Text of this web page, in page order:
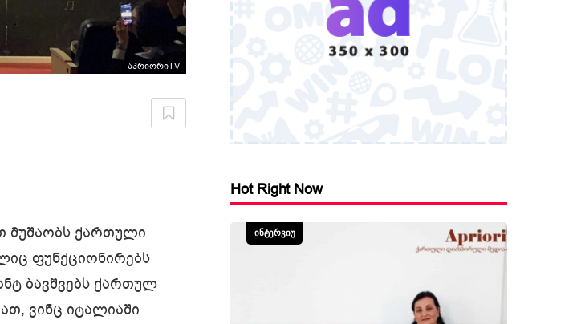
აპრიორიTV
მუშაობს ქართული
ფუნქციონირებს
ბავშვებს ქართულ
ვინც იტალიაში
Hot Right Now
ᲘᲜᲢᲔᲠᲕᲘᲣ